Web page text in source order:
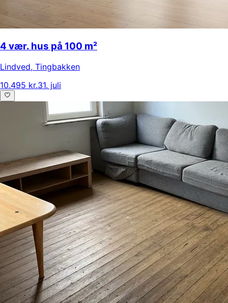
4 vær. hus på 100 m²
Lindved, Tingbakken
10.495 kr.31. juli